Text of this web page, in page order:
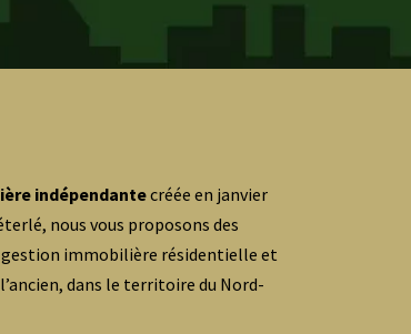
indépendantecréée en janvier
nous vous proposons des
immobilière résidentielle et
dans le territoire du Nord-